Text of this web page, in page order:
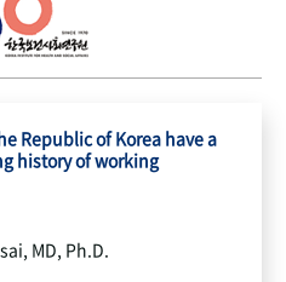
Republic of Korea have a
history of working
MD, Ph.D.